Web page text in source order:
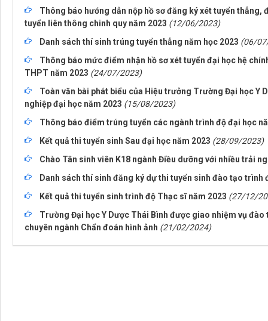
Thông báo hướng dẫn nộp hồ sơ đăng ký xét tuyển thẳng,
tuyển liên thông chinh quy năm 2023 (12/06/2023)
Danh sách thí sinh trúng tuyển thẳng năm học 2023 (06/
Thông báo mức điểm nhận hồ sơ xét tuyển đại học hệ
THPT năm 2023 (24/07/2023)
Toàn văn bài phát biểu của Hiệu trưởng Trường Đại học Y
nghiệp đại học năm 2023 (15/08/2023)
Thông báo điểm trúng tuyển các ngành trình độ đại học
Kết quả thi tuyển sinh Sau đại học năm 2023 (28/09/2023)
Chào Tân sinh viên K18 ngành Điều dưỡng với nhiều trải
Danh sách thí sinh đăng ký dự thi tuyển sinh đào tạo trình
Kết quả thi tuyển sinh trình độ Thạc sĩ năm 2023 (27/12/
Trường Đại học Y Dược Thái Bình được giao nhiệm vụ đào
chuyên ngành Chẩn đoán hình ảnh (21/02/2024)